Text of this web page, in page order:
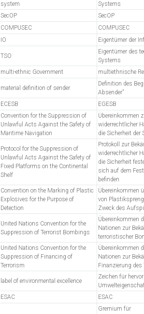
system
Systems
SecOP
SecOP
COMPUSEC
COMPUSEC
IO Eigentümer der
TSO
Eigentümer des
Systems
multi-ethnic Government multiethnische
material definition of sender
Definition des
Absender”
ECESB EGESB
Convention for the Suppression of
Unlawful Acts Against the Safety of
Maritime Navigation
Übereinkommen
widerrechtlicher
die Sicherheit der
Protocol for the Suppression of
Unlawful Acts Against the Safety of
Fixed Platforms on the Continental
Shelf
Protokoll zur
widerrechtlicher
die Sicherheit
sich auf dem
befinden
Convention on the Marking of Plastic
Explosives for the Purpose of
Detection
Übereinkommen
von
Zweck des
United Nations Convention for the
Suppression of Terrorist Bombings
Übereinkommen
Nationen zur
terroristischer
United Nations Convention for the
Suppression of Financing of
Terrorism
Übereinkommen
Nationen zur
Finanzierung
label of environmental excellence
Zeichen für
ESAC
ESAC
Gremium für